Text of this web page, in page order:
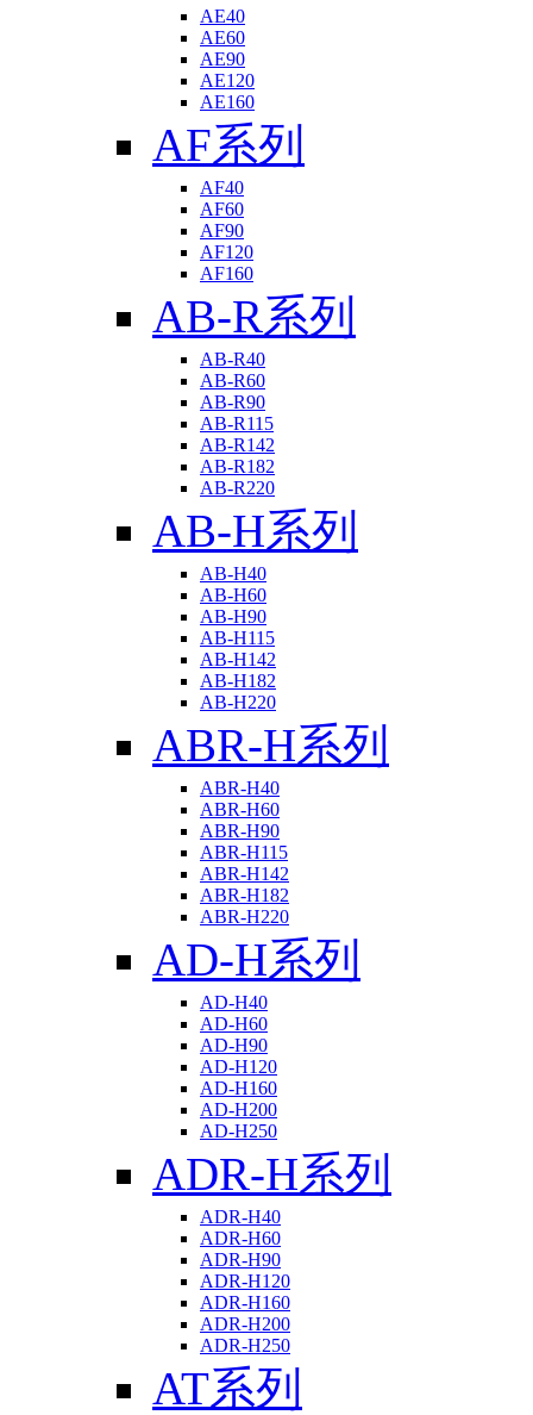
AE40
AE60
AE90
AE120
AE160
AF系列
AF40
AF60
AF90
AF120
AF160
AB-R系列
AB-R40
AB-R60
AB-R90
AB-R115
AB-R142
AB-R182
AB-R220
AB-H系列
AB-H40
AB-H60
AB-H90
AB-H115
AB-H142
AB-H182
AB-H220
ABR-H系列
ABR-H40
ABR-H60
ABR-H90
ABR-H115
ABR-H142
ABR-H182
ABR-H220
AD-H系列
AD-H40
AD-H60
AD-H90
AD-H120
AD-H160
AD-H200
AD-H250
ADR-H系列
ADR-H40
ADR-H60
ADR-H90
ADR-H120
ADR-H160
ADR-H200
ADR-H250
AT系列